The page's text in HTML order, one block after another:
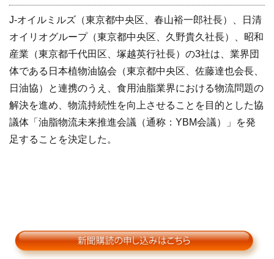
J-オイルミルズ（東京都中央区、春山裕一郎社長）、日清
オイリオグループ（東京都中央区、久野貴久社長）、昭和
産業（東京都千代田区、塚越英行社長）の3社は、業界団
体である日本植物油協会（東京都中央区、佐藤達也会長、
日油協）と連携のうえ、食用油脂業界における物流問題の
解決を進め、物流持続性を向上させることを目的とした協
議体「油脂物流未来推進会議（通称：YBM会議）」を発
足することを決定した。